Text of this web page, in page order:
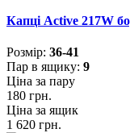
Капці Active 217W
Розмiр: 36-41
Пар в ящику: 9
Ціна за пару
180 грн.
Ціна за ящик
1 620 грн.